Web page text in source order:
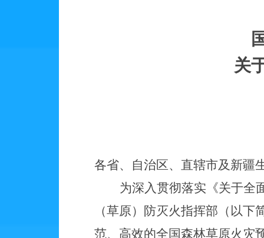
关
各省、自治区、直辖市及新疆
为深入贯彻落实《关于全
（草原）防灭火指挥部（以
范、高效的全国森林草原火灾